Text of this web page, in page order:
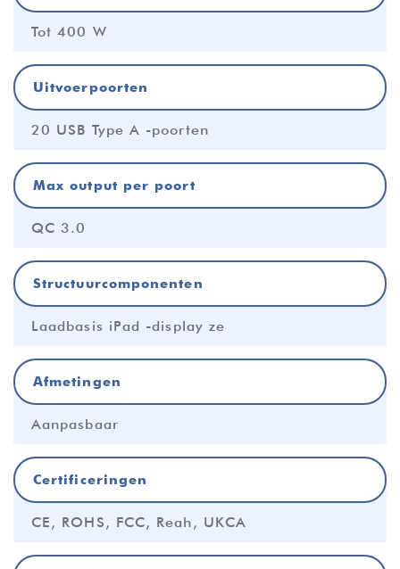
Tot 400 W
Uitvoerpoorten
20 USB Type A -poorten
Max output per poort
QC 3.0
Structuurcomponenten
Laadbasis iPad -display ze
Afmetingen
Aanpasbaar
Certificeringen
CE, ROHS, FCC, Reah, UKCA